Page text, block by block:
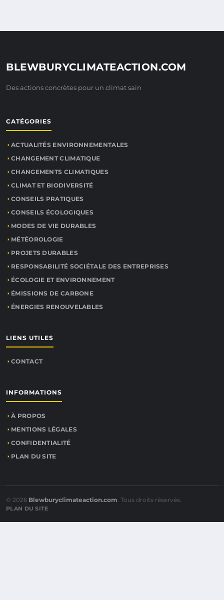
BLEWBURYCLIMATEACTION.COM
Des actions concrètes pour un climat sain
CATÉGORIES
ACTUALITÉS ENVIRONNEMENTALES
CHANGEMENT CLIMATIQUE
CHANGEMENTS CLIMATIQUES
CLIMAT ET BIODIVERSITÉ
CONSEILS PRATIQUES
CONSEILS ÉCOLOGIQUES
MODES DE VIE DURABLES
MÉTÉOROLOGIE
PROJETS DURABLES
RESPONSABILITÉ SOCIÉTALE DES ENTREPRISES
ÉCOLOGIE ET ENVIRONNEMENT
ÉMISSIONS DE CARBONE
ÉNERGIES RENOUVELABLES
LIENS UTILES
CONTACT
INFORMATIONS
À PROPOS
MENTIONS LÉGALES
CONFIDENTIALITÉ
PLAN DU SITE
© 2026 Blewburyclimateaction.com. Tous droits réservés.
PLAN DU SITE